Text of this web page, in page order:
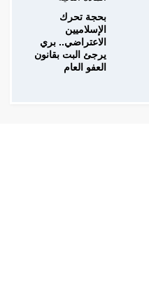
بحجة تحرك
الإسلاميين
الاعتراضي.. بري
يرجئ البت بقانون
العفو العام